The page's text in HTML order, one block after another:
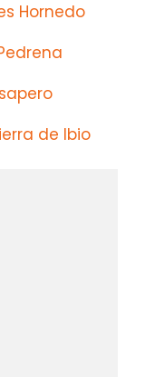
Hornedo
de Ibio